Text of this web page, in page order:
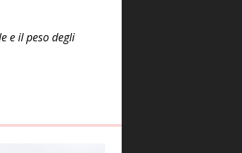
e il peso degli